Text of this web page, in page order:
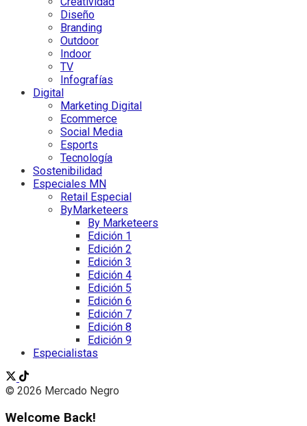
Diseño
Branding
Outdoor
Indoor
TV
Infografías
Digital
Marketing Digital
Ecommerce
Social Media
Esports
Tecnología
Sostenibilidad
Especiales MN
Retail Especial
ByMarketeers
By Marketeers
Edición 1
Edición 2
Edición 3
Edición 4
Edición 5
Edición 6
Edición 7
Edición 8
Edición 9
Especialistas
© 2026 Mercado Negro
Welcome Back!